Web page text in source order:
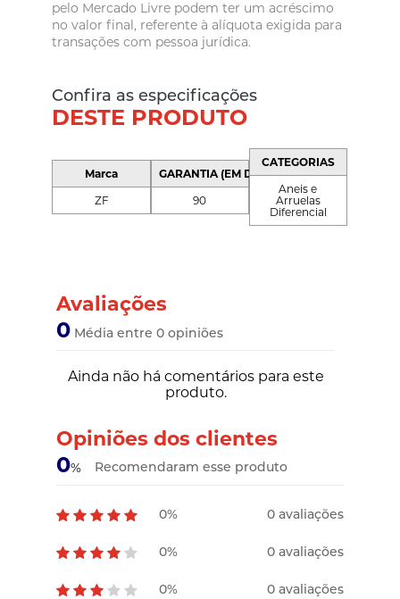
pelo Mercado Livre podem ter um acréscimo
no valor final, referente à alíquota exigida para
transações com pessoa jurídica.
Confira as especificações
DESTE PRODUTO
Marca
ZF
GARANTIA (EM DIAS)
90
CATEGORIAS
Aneis e
Arruelas
Diferencial
Avaliações
0 Média entre 0 opiniões
Ainda não há comentários para este
produto.
Opiniões dos clientes
0% Recomendaram esse produto
0% 0 avaliações
0% 0 avaliações
0% 0 avaliações